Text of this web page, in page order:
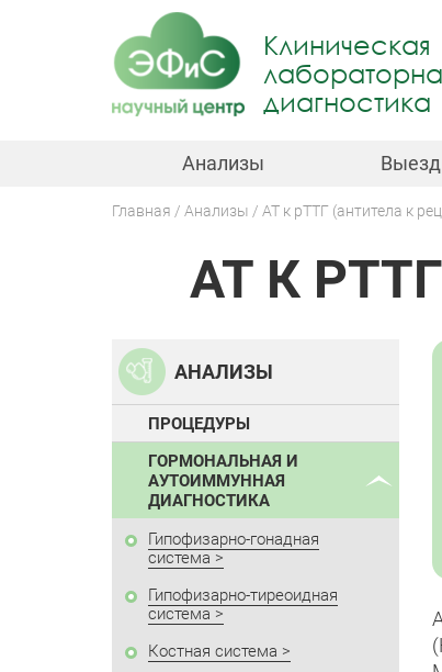
Клиническая
диагностика
Анализы
Главная Анализы АТ к рТТГ (антитела к
АТ К
АНАЛИЗЫ
ПРОЦЕДУРЫ
ГОРМОНАЛЬНАЯ И
АУТОИММУННАЯ
ДИАГНОСТИКА
Гипофизарно-гонадная
система
Гипофизарно-тиреоидная
система
Костная система